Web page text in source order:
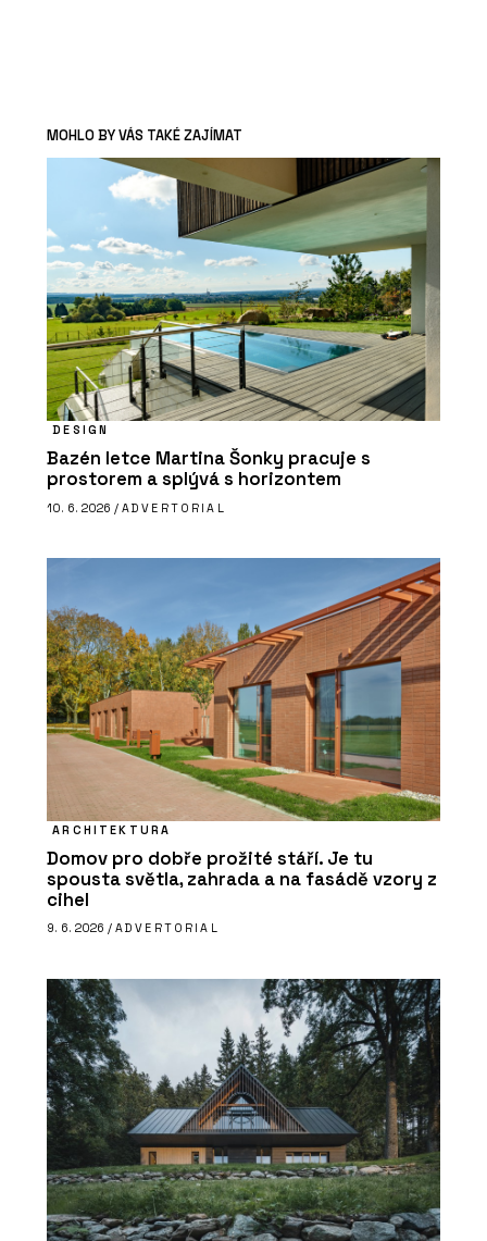
MOHLO BY VÁS TAKÉ ZAJÍMAT
DESIGN
Bazén letce Martina Šonky pracuje s
prostorem a splývá s horizontem
10. 6. 2026 / ADVERTORIAL
ARCHITEKTURA
Domov pro dobře prožité stáří. Je tu
spousta světla, zahrada a na fasádě vzory z
cihel
9. 6. 2026 / ADVERTORIAL